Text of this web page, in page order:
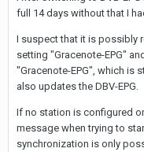
full 14 days without that I
I suspect that it is possibly
setting "Gracenote-EPG"
"Gracenote-EPG", which is
also updates the DBV-EPG.
If no station is configured
message when trying to
synchronization is only